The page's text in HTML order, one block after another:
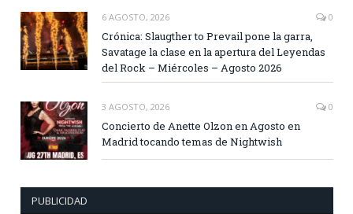
6 AGOSTO, 2026 0
Crónica: Slaugther to Prevail pone la garra,
Savatage la clase en la apertura del Leyendas
del Rock – Miércoles – Agosto 2026
3 AGOSTO, 2026 0
Concierto de Anette Olzon en Agosto en
Madrid tocando temas de Nightwish
PUBLICIDAD